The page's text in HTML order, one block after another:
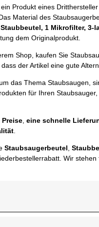
ein Produkt eines
Das Material des
, 1 Mikrofilter, 3-
dem Originalprodukt.
Shop, kaufen Sie
der Artikel eine gute
das Thema Staubsaugen,
für Ihren
,eine schnelle
Staubsaugerbeutel ,
Wir